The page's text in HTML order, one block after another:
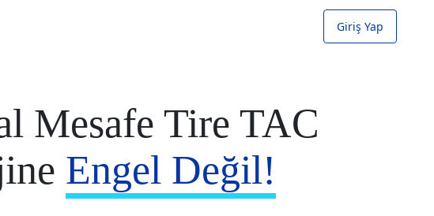
Giriş Yap
Mesafe Tire TAC
Engel Değil!